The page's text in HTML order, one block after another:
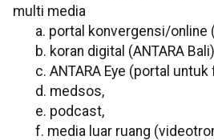
multi media
a. portal konvergensi/online
b. koran digital (ANTARA
c. ANTARA Eye (portal
d. medsos,
e. podcast,
f. media luar ruang